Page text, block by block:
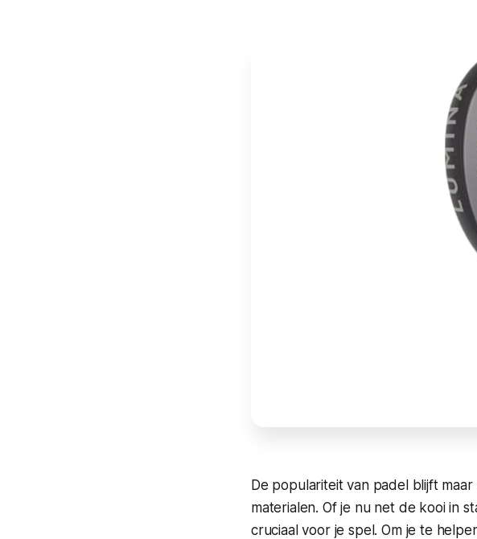
De populariteit van padel blijft
materialen. Of je nu net de kooi in
cruciaal voor je spel. Om je te